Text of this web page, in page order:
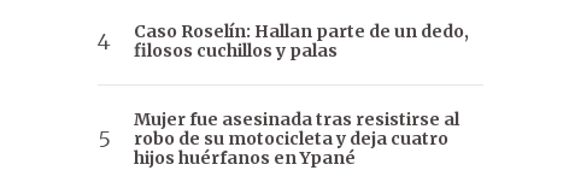
Caso Roselín: Hallan parte de un dedo,
filosos cuchillos y palas
Mujer fue asesinada tras resistirse al
robo de su motocicleta y deja cuatro
hijos huérfanos en Ypané